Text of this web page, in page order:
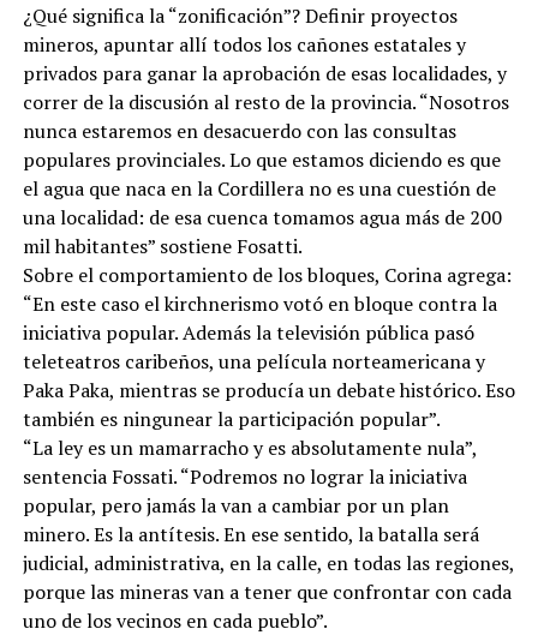
¿Qué significa la “zonificación”? Definir proyectos
mineros, apuntar allí todos los cañones estatales y
privados para ganar la aprobación de esas localidades, y
correr de la discusión al resto de la provincia. “Nosotros
nunca estaremos en desacuerdo con las consultas
populares provinciales. Lo que estamos diciendo es que
el agua que naca en la Cordillera no es una cuestión de
una localidad: de esa cuenca tomamos agua más de 200
mil habitantes” sostiene Fosatti.
Sobre el comportamiento de los bloques, Corina agrega:
“En este caso el kirchnerismo votó en bloque contra la
iniciativa popular. Además la televisión pública pasó
teleteatros caribeños, una película norteamericana y
Paka Paka, mientras se producía un debate histórico. Eso
también es ningunear la participación popular”.
“La ley es un mamarracho y es absolutamente nula”,
sentencia Fossati. “Podremos no lograr la iniciativa
popular, pero jamás la van a cambiar por un plan
minero. Es la antítesis. En ese sentido, la batalla será
judicial, administrativa, en la calle, en todas las regiones,
porque las mineras van a tener que confrontar con cada
uno de los vecinos en cada pueblo”.